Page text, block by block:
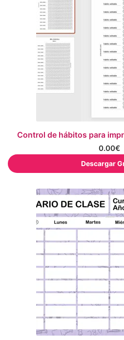
Control de hábitos para
0.00€
Descargar